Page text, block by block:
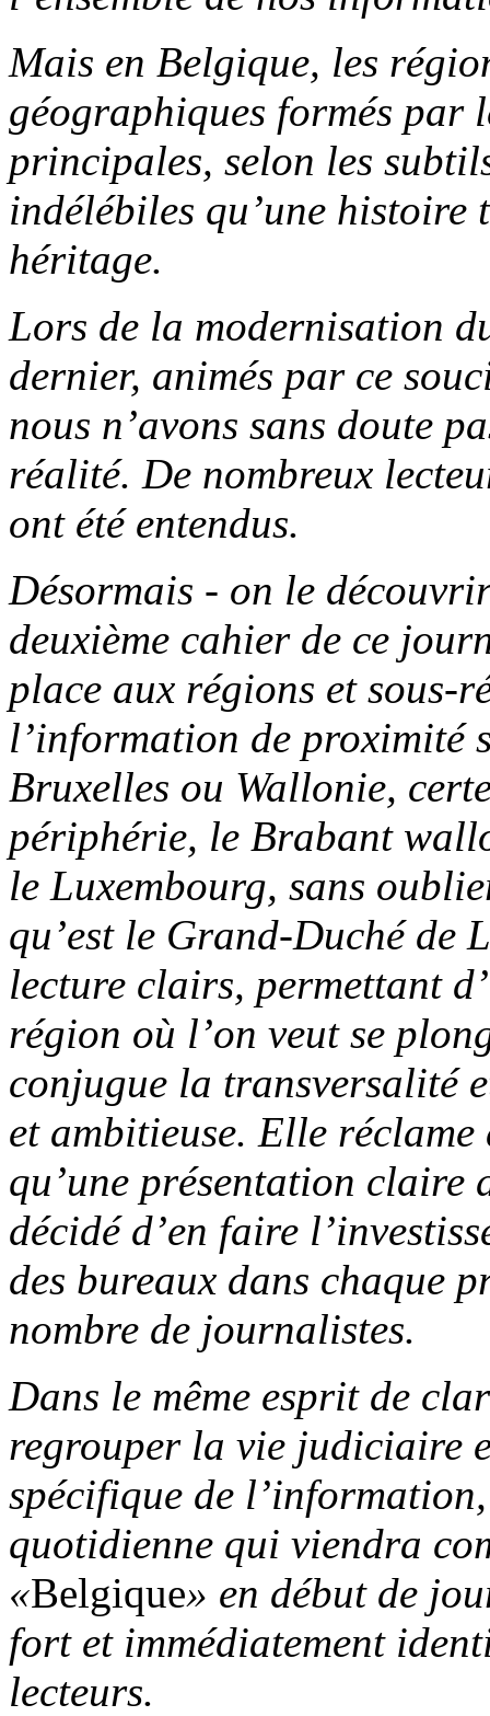
Mais en Belgique, les
géographiques formés par
principales, selon les
indélébiles qu’une histoire
héritage.
Lors de la modernisation
dernier, animés par ce
nous n’avons sans doute
réalité. De nombreux
ont été entendus.
Désormais - on le
deuxième cahier de ce
place aux régions et sous-
l’information de proximité
Bruxelles ou Wallonie,
périphérie, le Brabant
le Luxembourg, sans
qu’est le Grand-Duché de
lecture clairs, permettant
région où l’on veut se
conjugue la transversalité
et ambitieuse. Elle réclame
qu’une présentation claire
décidé d’en faire
des bureaux dans chaque
nombre de journalistes.
Dans le même esprit de
regrouper la vie judiciaire
spécifique de
quotidienne qui viendra
«Belgique» en début de
fort et immédiatement
lecteurs.